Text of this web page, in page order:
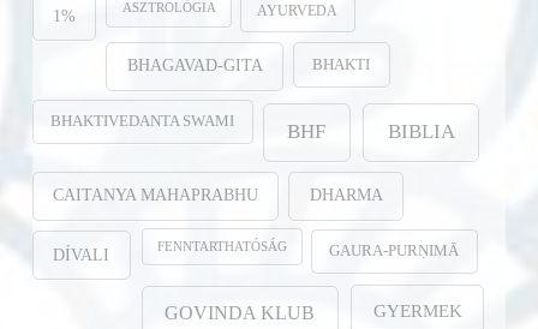
1% ASZTROLÓGIA AYURVEDA
BHAGAVAD-GITA BHAKTI
BHAKTIVEDANTA SWAMI BHF BIBLIA
CAITANYA MAHAPRABHU DHARMA
DÍVALI FENNTARTHATÓSÁG GAURA-PURṆIMĀ
GOVINDA KLUB GYERMEK